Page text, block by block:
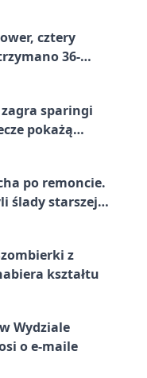
cztery
36-
sparingi
pokażą
po remoncie.
ślady starszej
z
kształtu
Wydziale
o e-maile